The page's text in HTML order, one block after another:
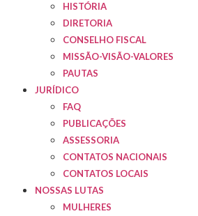
HISTÓRIA
DIRETORIA
CONSELHO FISCAL
MISSÃO-VISÃO-VALORES
PAUTAS
JURÍDICO
FAQ
PUBLICAÇÕES
ASSESSORIA
CONTATOS NACIONAIS
CONTATOS LOCAIS
NOSSAS LUTAS
MULHERES